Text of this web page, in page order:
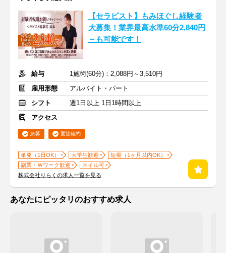
【セラピスト】もみほぐし経験者
大募集！業界最高水準60分2,840円
～も可能です！
給与
1施術(60分)：2,088円～3,510円
雇用形態
アルバイト・パート
シフト
週1日以上 1日1時間以上
アクセス
急募 面接確約
単発（1日OK） 大学生歓迎
短期（1ヶ月以内OK）
副業・Ｗワーク歓迎
ネイル可
株式会社りらくの求人一覧を見る
あなたにピッタリのおすすめ求人